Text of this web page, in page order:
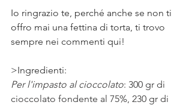
Io ringrazio te, perché anche se non ti
offro mai una fettina di torta, ti trovo
sempre nei commenti qui!⠀
>Ingredienti:
Per l'impasto al cioccolato: 300 gr di
cioccolato fondente al 75%, 230 gr di